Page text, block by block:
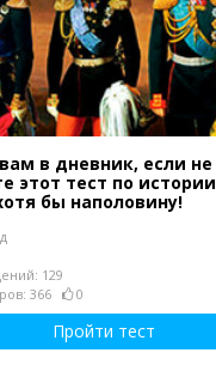
в дневник, если не
этот тест по истории
бы наполовину!
129
366
0
Пройти тест